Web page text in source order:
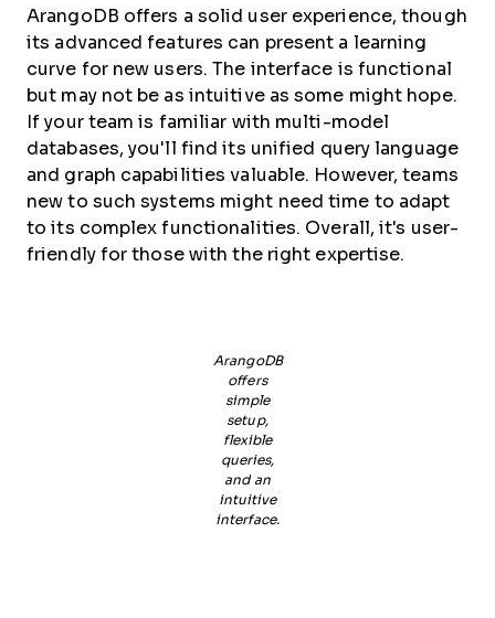
ArangoDB offers a solid user experience, though
its advanced features can present a learning
curve for new users. The interface is functional
but may not be as intuitive as some might hope.
If your team is familiar with multi-model
databases, you'll find its unified query language
and graph capabilities valuable. However, teams
new to such systems might need time to adapt
to its complex functionalities. Overall, it's user-
friendly for those with the right expertise.
ArangoDB
offers
simple
setup,
flexible
queries,
and an
intuitive
interface.